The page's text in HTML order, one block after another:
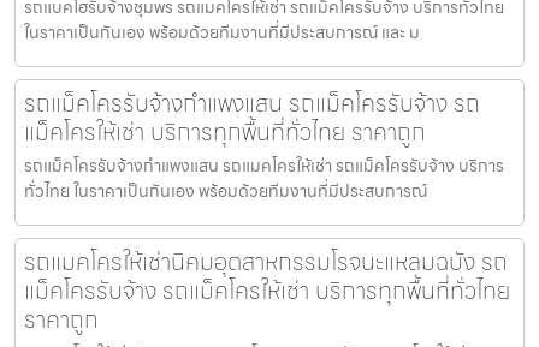
รถแบคโฮรับจ้างชุมพร รถแมคโครให้เช่า รถแม็คโครรับจ้าง บริการทั่วไทย
ในราคาเป็นกันเอง พร้อมด้วยทีมงานที่มีประสบการณ์ และ ม
รถแม็คโครรับจ้างกำแพงแสน รถแม็คโครรับจ้าง รถ
แม็คโครให้เช่า บริการทุกพื้นที่ทั่วไทย ราคาถูก
รถแม็คโครรับจ้างกำแพงแสน รถแมคโครให้เช่า รถแม็คโครรับจ้าง บริการ
ทั่วไทย ในราคาเป็นกันเอง พร้อมด้วยทีมงานที่มีประสบการณ์
รถแมคโครให้เช่านิคมอุตสาหกรรมโรจนะแหลมฉบัง รถ
แม็คโครรับจ้าง รถแม็คโครให้เช่า บริการทุกพื้นที่ทั่วไทย
ราคาถูก